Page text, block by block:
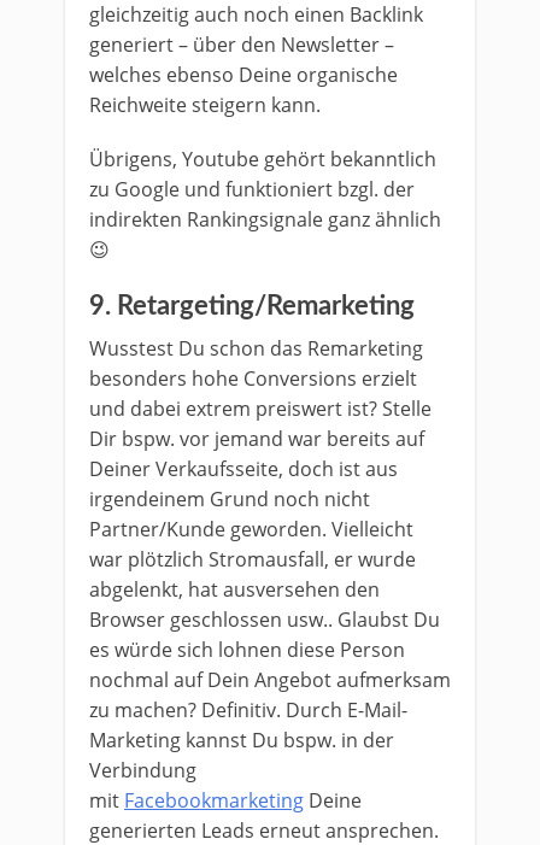
gleichzeitig auch noch einen Backlink
generiert – über den Newsletter –
welches ebenso Deine organische
Reichweite steigern kann.
Übrigens, Youtube gehört bekanntlich
zu Google und funktioniert bzgl. der
indirekten Rankingsignale ganz ähnlich
😉
9. Retargeting/Remarketing
Wusstest Du schon das Remarketing
besonders hohe Conversions erzielt
und dabei extrem preiswert ist? Stelle
Dir bspw. vor jemand war bereits auf
Deiner Verkaufsseite, doch ist aus
irgendeinem Grund noch nicht
Partner/Kunde geworden. Vielleicht
war plötzlich Stromausfall, er wurde
abgelenkt, hat ausversehen den
Browser geschlossen usw.. Glaubst Du
es würde sich lohnen diese Person
nochmal auf Dein Angebot aufmerksam
zu machen? Definitiv. Durch E-Mail-
Marketing kannst Du bspw. in der
Verbindung
mit Facebookmarketing Deine
generierten Leads erneut ansprechen.